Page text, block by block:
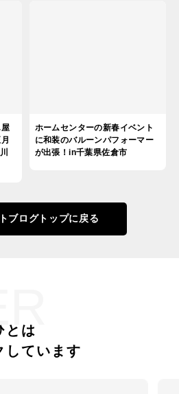
ホームセンターの新春イベント
に和装のバルーンパフォーマー
が出張！in千葉県佐倉市
ブログトップに戻る
とは
しています